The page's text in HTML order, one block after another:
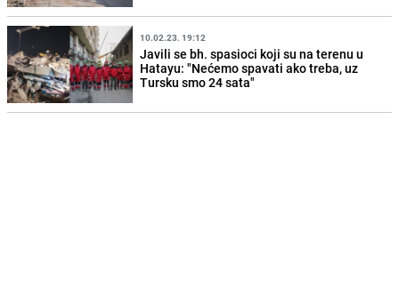
10.02.23. 19:12
Javili se bh. spasioci koji su na terenu u
Hatayu: "Nećemo spavati ako treba, uz
Tursku smo 24 sata"